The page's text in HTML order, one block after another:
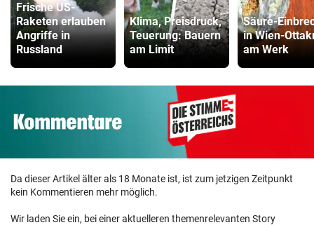
Frische US-
Raketen erlauben
Angriffe in
Russland
Klima, Preisdruck,
Teuerung: Bauern
am Limit
Säure-
in Wien-
am Werk
Da dieser Artikel älter als 18 Monate ist, ist zum jetzigen Zeitpunkt
kein Kommentieren mehr möglich.
Wir laden Sie ein, bei einer aktuelleren themenrelevanten Story